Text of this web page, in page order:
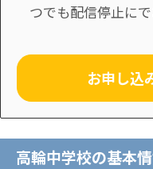
つでも配信停止に
お申し込
高輪中学校の基本